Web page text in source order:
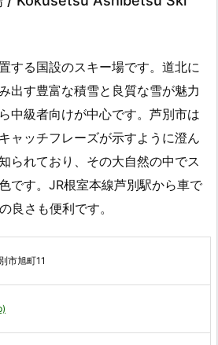
する国設のスキー場です。道北に
出す豊富な積雪と良質な雪が魅力
中級者向けが中心です。芦別市は
ャッチフレーズが示すように澄ん
られており、その大自然の中でス
です。JR根室本線芦別駅から車で
良さも便利です。
市旭町11